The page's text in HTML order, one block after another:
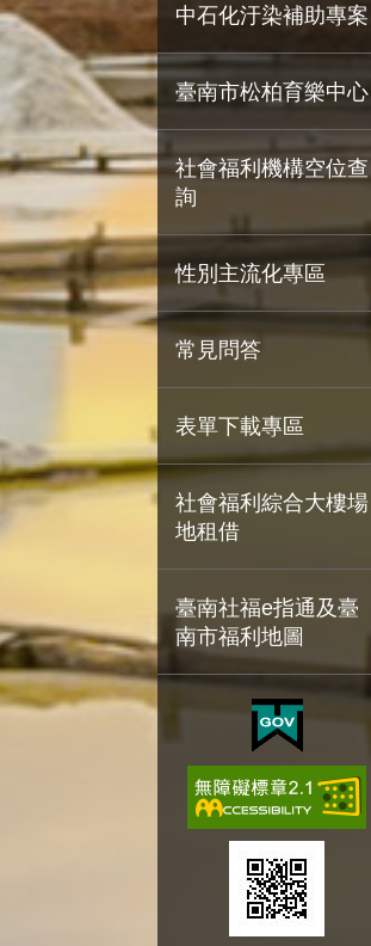
中石化汙染補助專案
臺南市松柏育樂中心
社會福利機構空位查
詢
性別主流化專區
常見問答
表單下載專區
社會福利綜合大樓場
地租借
臺南社福e指通及臺
南市福利地圖